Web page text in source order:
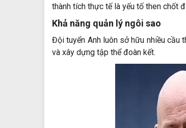
thành tích thực tế là yếu tố then chốt
Khả năng quản lý ngôi sao
Đội tuyển Anh luôn sở hữu nhiều cầu
và xây dựng tập thể đoàn kết.